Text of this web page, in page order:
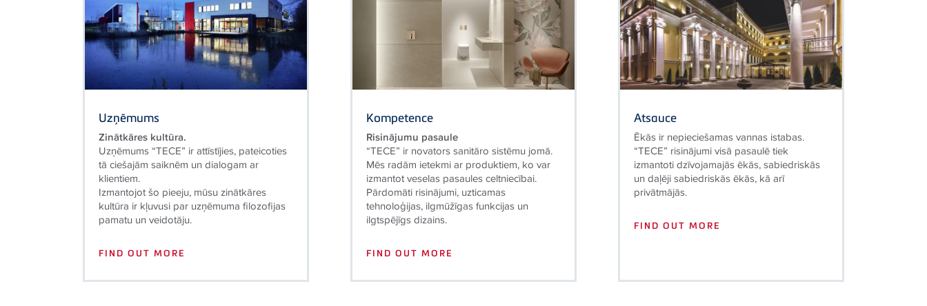
Uzņēmums
Zinātkāres kultūra.
Uzņēmums “TECE” ir attīstījies, pateicoties
tā ciešajām saiknēm un dialogam ar
klientiem.
Izmantojot šo pieeju, mūsu zinātkāres
kultūra ir kļuvusi par uzņēmuma filozofijas
pamatu un veidotāju.
FIND OUT MORE
Kompetence
Risinājumu pasaule
“TECE” ir novators sanitāro sistēmu jomā.
Mēs radām ietekmi ar produktiem, ko var
izmantot veselas pasaules celtniecībai.
Pārdomāti risinājumi, uzticamas
tehnoloģijas, ilgmūžīgas funkcijas un
ilgtspējīgs dizains.
FIND OUT MORE
Atsauce
Ēkās ir nepieciešamas vannas istabas.
“TECE” risinājumi visā pasaulē tiek
izmantoti dzīvojamajās ēkās, sabiedriskās
un daļēji sabiedriskās ēkās, kā arī
privātmājās.
FIND OUT MORE